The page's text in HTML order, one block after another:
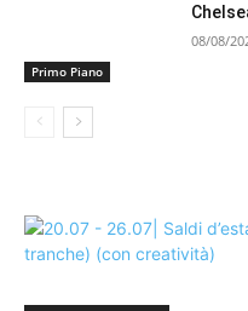
Primo Piano
08/08/